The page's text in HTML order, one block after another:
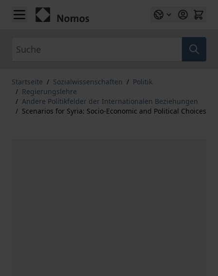
Zum Inhalt springen
Startseite / Sozialwissenschaften / Politik
/ Regierungslehre
/ Andere Politikfelder der Internationalen Beziehungen
/ Scenarios for Syria: Socio-Economic and Political Choices